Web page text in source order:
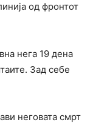
од фронтот
нега 19 дена
Зад себе
неговата смрт